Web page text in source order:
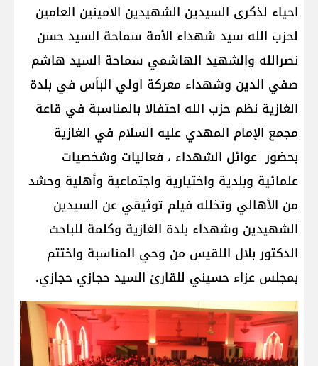
احياء لذكرى السيدين الشهيدين الامينين العامين
لحزب الله سيد شهداء الأمة سماحة السيد حسن
نصرالله والشهيد الهاشمي سماحة السيد هاشم
صفي الدين وشهداء معركة اولي البأس في بلدة
الغازية نظم حزب الله احتفالا بالمناسبة في قاعة
مجمع الإمام المهدي عليه السلام في الغازية
بحضور عوائل الشهداء ، فعاليات وشخصيات
علمائية وبلدية واختيارية واجتماعية وأهلية وحشد
من الأهالي وتخلله فيلم توثيقي عن السيدين
الشهيدين وشهداء بلدة الغازية وكلمة للباحث
الدكتور بلال اللقيس من وحي المناسبة واختتم
بمجلس عزاء حسيني للقارئ السيد حجازي حجازي.